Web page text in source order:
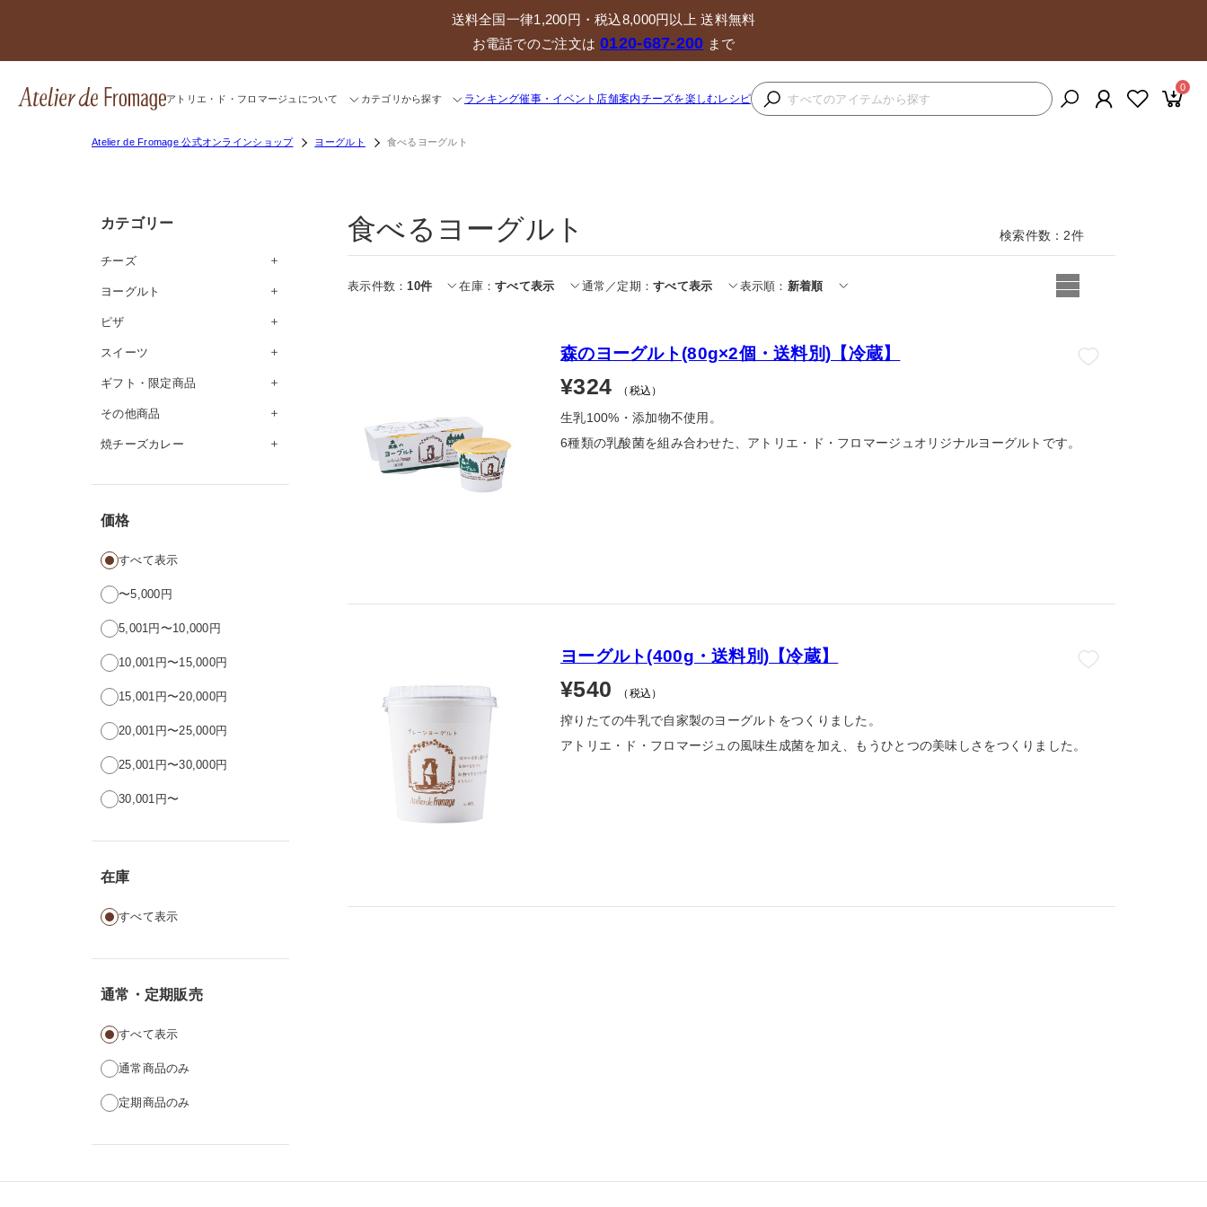
送料全国一律1,200円・税込8,000円以上 送料無料
お電話でのご注文は 0120-687-200 まで
アトリエ・ド・フロマージュについて カテゴリから探す ランキング催事・イベント 店舗案内チーズを楽しむレシピ
0
Atelier de Fromage 公式オンラインショップ ヨーグルト 食べるヨーグルト
カテゴリー
チーズ
ヨーグルト
ピザ
スイーツ
ギフト・限定商品
その他商品
焼チーズカレー
価格
すべて表示
〜5,000円
5,001円〜10,000円
10,001円〜15,000円
15,001円〜20,000円
20,001円〜25,000円
25,001円〜30,000円
30,001円〜
在庫
すべて表示
通常・定期販売
すべて表示
通常商品のみ
定期商品のみ
食べるヨーグルト 検索件数 2件
表示件数 10件 在庫 すべて表示 通常／定期 すべて表示 表示順 新着順
森のヨーグルト(80g×2個・送料別)【冷蔵】
¥324 （税込）
生乳100%・添加物不使用。
6種類の乳酸菌を組み合わせた、アトリエ・ド・フロマージュオリジナルヨーグルトです。
ヨーグルト(400g・送料別)【冷蔵】
¥540 （税込）
搾りたての牛乳で自家製のヨーグルトをつくりました。
アトリエ・ド・フロマージュの風味生成菌を加え、もうひとつの美味しさをつくりました。